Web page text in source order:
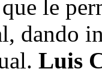
le
dando
Luis